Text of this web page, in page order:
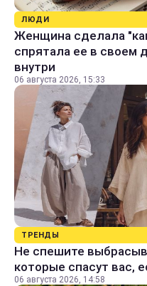
ЛЮДИ
Женщина сделала
спрятала ее в своем
внутри
06 августа 2026, 15:33
ТРЕНДЫ
Не спешите
которые спасут вас,
06 августа 2026, 14:58